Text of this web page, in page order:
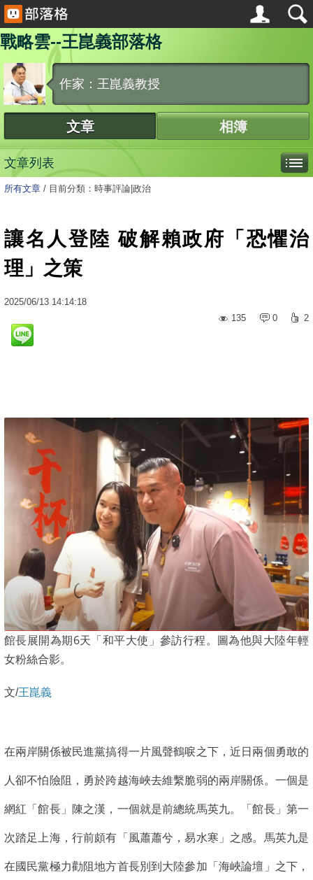
戰略雲--王崑義部落格
作家：王崑義教授
文章 相簿
文章列表
所有文章 / 目前分類：時事評論|政治
讓名人登陸 破解賴政府「恐懼治
理」之策
2025/06/13 14:14:18
135
0 2
館長展開為期6天「和平大使」參訪行程。圖為他與大陸年輕
女粉絲合影。
文/王崑義
在兩岸關係被民進黨搞得一片風聲鶴唳之下，近日兩個勇敢的
人卻不怕險阻，勇於跨越海峽去維繫脆弱的兩岸關係。一個是
網紅「館長」陳之漢，一個就是前總統馬英九。「館長」第一
次踏足上海，行前頗有「風蕭蕭兮，易水寒」之感。馬英九是
在國民黨極力勸阻地方首長別到大陸參加「海峽論壇」之下，